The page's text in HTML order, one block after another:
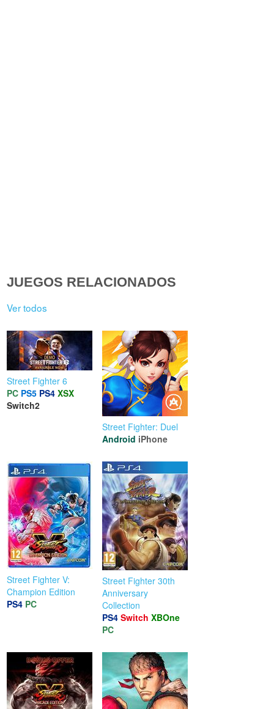
JUEGOS RELACIONADOS
Ver todos
Street Fighter 6
PC PS5 PS4 XSX
Switch2
Street Fighter: Duel
Android iPhone
Street Fighter V:
Champion Edition
PS4 PC
Street Fighter 30th
Anniversary
Collection
PS4 Switch XBOne
PC